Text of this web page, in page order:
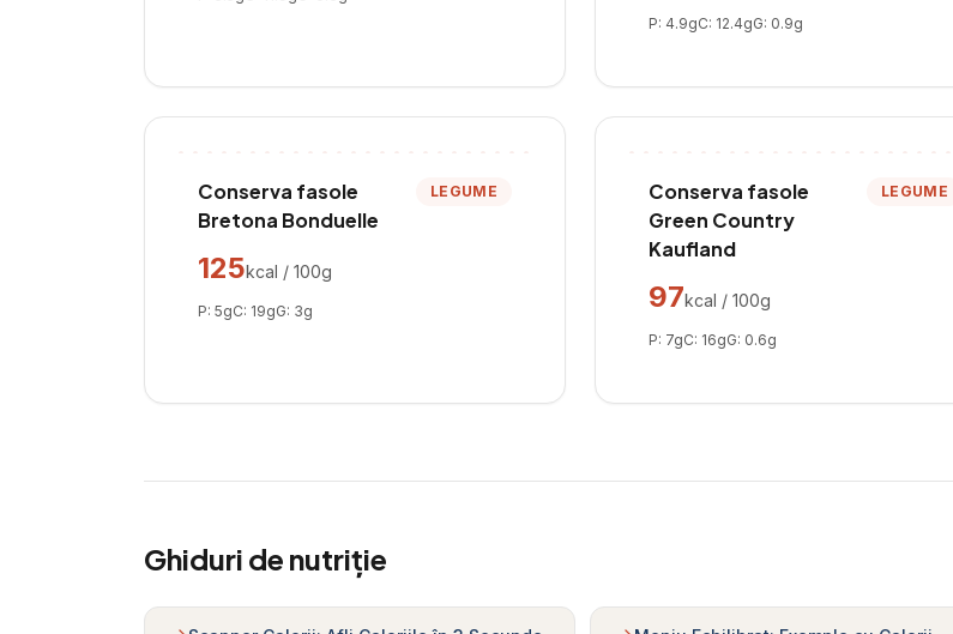
P: 4.9gC: 12.4gG: 0.9g
Conserva fasole
Bretona Bonduelle
LEGUME
125kcal / 100g
P: 5gC: 19gG: 3g
Conserva fasole
Green Country
Kaufland
LEGUME
97kcal / 100g
P: 7gC: 16gG: 0.6g
Ghiduri de nutriție